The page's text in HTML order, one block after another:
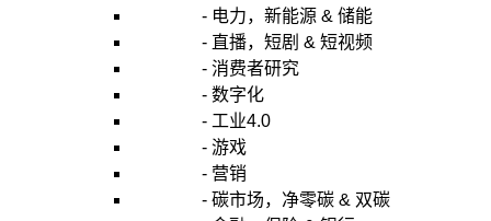
- 电力，新能源 & 储能
- 直播，短剧 & 短视频
- 消费者研究
- 数字化
- 工业4.0
- 游戏
- 营销
- 碳市场，净零碳 & 双碳